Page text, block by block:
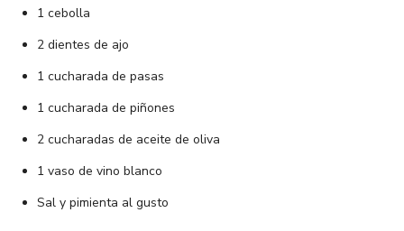
1 cebolla
2 dientes de ajo
1 cucharada de pasas
1 cucharada de piñones
2 cucharadas de aceite de oliva
1 vaso de vino blanco
Sal y pimienta al gusto